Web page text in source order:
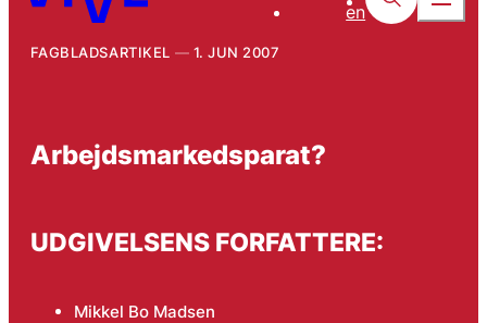
en
FAGBLADSARTIKEL 1. JUN 2007
Arbejdsmarkedsparat?
UDGIVELSENS FORFATTERE:
Mikkel Bo Madsen